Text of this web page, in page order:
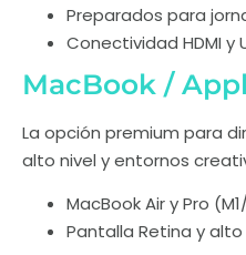
Preparados para
Conectividad HDMI y
MacBook /
La opción premium para
alto nivel y entornos
MacBook Air y Pro
Pantalla Retina y